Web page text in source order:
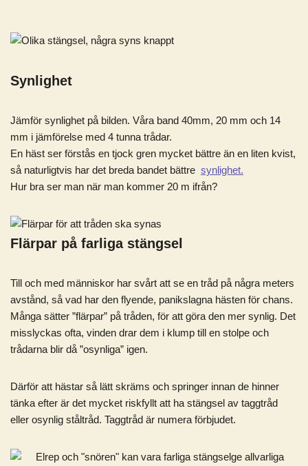
Synlighet
Jämför synlighet på bilden. Våra band 40mm, 20 mm och 14
mm i jämförelse med 4 tunna trådar.
En häst ser förstås en tjock gren mycket bättre än en liten kvist,
så naturligtvis har det breda bandet bättre synlighet.
Hur bra ser man när man kommer 20 m ifrån?
Flärpar på farliga stängsel
Till och med människor har svårt att se en tråd på några meters
avstånd, så vad har den flyende, panikslagna hästen för chans.
Många sätter ”flärpar” på tråden, för att göra den mer synlig. Det
misslyckas ofta, vinden drar dem i klump till en stolpe och
trådarna blir då ”osynliga” igen.
Därför att hästar så lätt skräms och springer innan de hinner
tänka efter är det mycket riskfyllt att ha stängsel av taggtråd
eller osynlig ståltråd. Taggtråd är numera förbjudet.